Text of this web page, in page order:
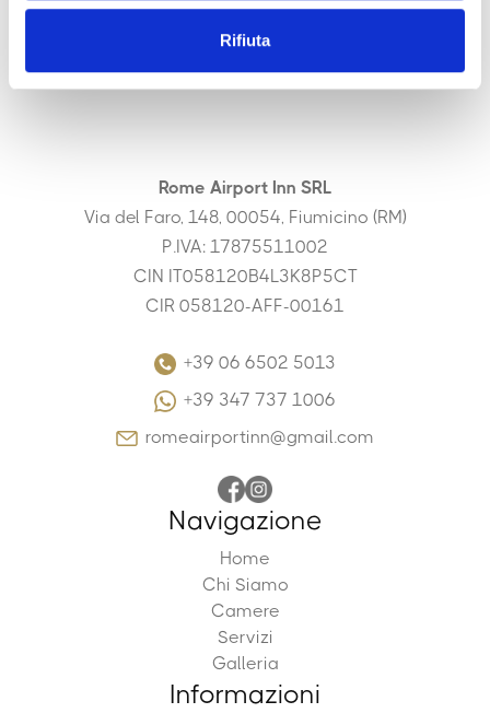
Rifiuta
Rome Airport Inn SRL
Via del Faro, 148, 00054, Fiumicino (RM)
P.IVA: 17875511002
CIN IT058120B4L3K8P5CT
CIR 058120-AFF-00161
+39 06 6502 5013
+39 347 737 1006
romeairportinn@gmail.com
Navigazione
Home
Chi Siamo
Camere
Servizi
Galleria
Informazioni